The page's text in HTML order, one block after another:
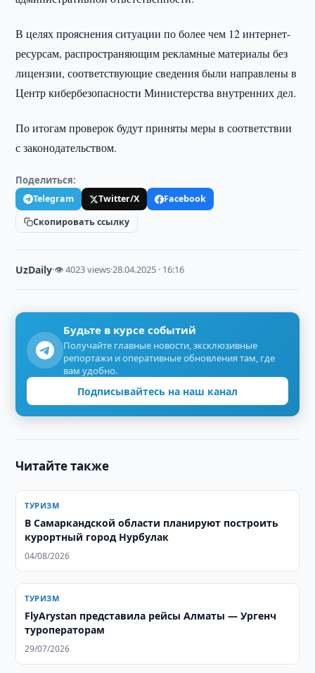
В целях прояснения ситуации по более чем 12 интернет-
ресурсам, распространяющим рекламные материалы без
лицензии, соответствующие сведения были направлены в
Центр кибербезопасности Министерства внутренних дел.
По итогам проверок будут приняты меры в соответствии
с законодательством.
Поделиться:
Telegram Twitter/X
Facebook
Скопировать ссылку
UzDaily·👁 4023 views·28.04.2025 · 16:16
Будьте в курсе событий
Получайте главные новости, эксклюзивные
репортажи и оперативные обновления там, где
вам удобно.
Подписывайтесь на наш канал
Читайте также
ТУРИЗМ
В Самаркандской области планируют построить
курортный город Нурбулак
04/08/2026
ТУРИЗМ
FlyArystan представила рейсы Алматы — Ургенч
туроператорам
29/07/2026